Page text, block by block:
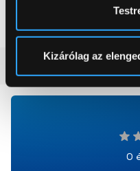
módjairól és adja meg
pontban. Bármikor
Sütinyilatkozathoz való
okat használ, melyeket
cookie-k
szolgáltatásaink
Kizárólag az
Vásárlói vélemények (0)
0